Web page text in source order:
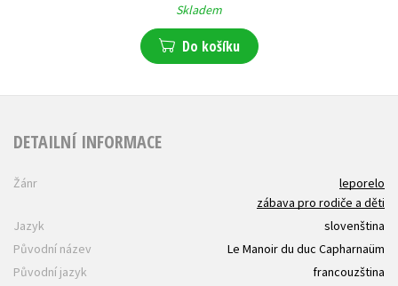
Skladem
Do košíku
DETAILNÍ INFORMACE
Žánr
leporelo
zábava pro rodiče a děti
Jazyk
slovenština
Původní název
Le Manoir du duc Capharnaüm
Původní jazyk
francouzština